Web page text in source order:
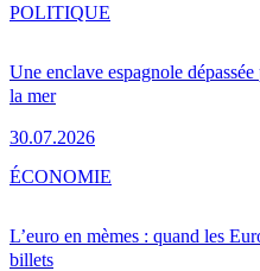
Une enclave espagnole
la mer
30.07.2026
POLITIQUE
L’euro en mèmes : quand les
billets
ÉCONOMIE